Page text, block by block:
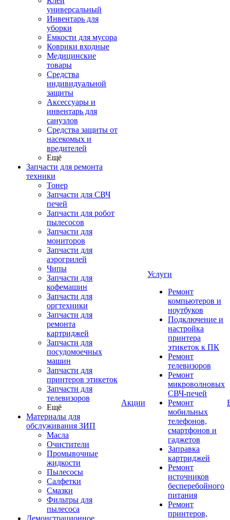
универсальный
Инвентарь для
уборки
Емкости для мусора
Коврики входные
Медицинские
товары
Средства
индивидуальной
защиты
Аксессуары и
инвентарь для
санузлов
Средства защиты от
насекомых и
вредителей
Ещё
Запчасти для ремонта
техники
Тонер
Запчасти для СВЧ
печей
Запчасти для робот
пылесосов
Запчасти для
мониторов
Запчасти для
аэрогрилей
Чипы
Запчасти для
кофемашин
Запчасти для
оргтехники
Запчасти для
ремонта
картриджей
Запчасти для
посудомоечных
машин
Запчасти для
принтеров этикеток
Запчасти для
телевизоров
Ещё
Материалы для
обслуживания ЗИП
Масла
Очистители
Промывочные
жидкости
Пылесосы
Салфетки
Смазки
Фильтры для
пылесоса
Демонстрационное
Акции
Услуги
Ремонт
компьютеров и
ноутбуков
Подключение и
настройка
принтера
этикеток к ПК
Ремонт
телевизоров
Ремонт
микроволновых
СВЧ-печей
Ремонт
мобильных
телефонов,
смартфонов и
гаджетов
Заправка
картриджей
Ремонт
источников
бесперебойного
питания
Ремонт
принтеров,